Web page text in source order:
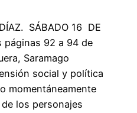
SÁBADO 16 DE
páginas 92 a 94 de
Saramago
social y política
momentáneamente
los personajes